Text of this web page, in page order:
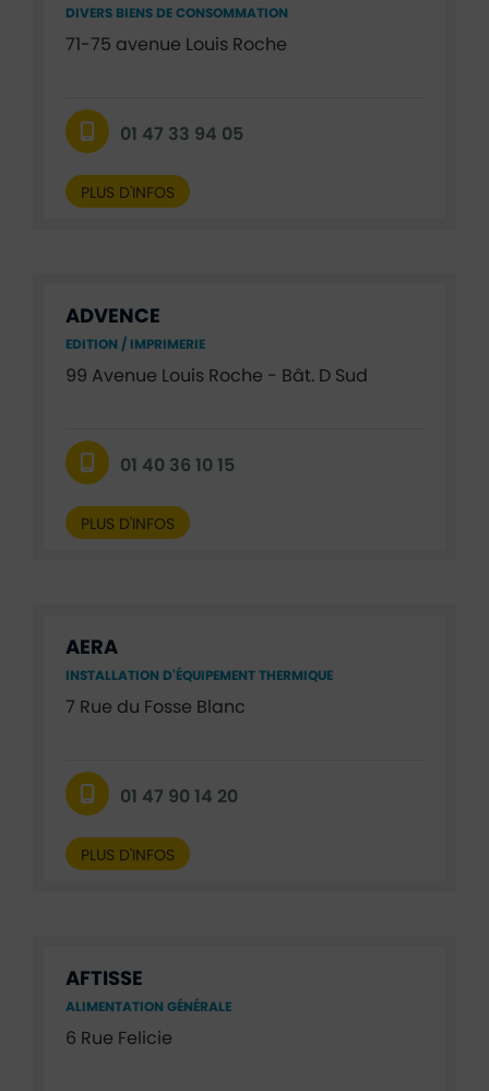
DIVERS BIENS DE CONSOMMATION
71-75 avenue Louis Roche
01 47 33 94 05
PLUS D'INFOS
ADVENCE
EDITION / IMPRIMERIE
99 Avenue Louis Roche - Bât. D Sud
01 40 36 10 15
PLUS D'INFOS
AERA
INSTALLATION D'ÉQUIPEMENT THERMIQUE
7 Rue du Fosse Blanc
01 47 90 14 20
PLUS D'INFOS
AFTISSE
ALIMENTATION GÉNÉRALE
6 Rue Felicie